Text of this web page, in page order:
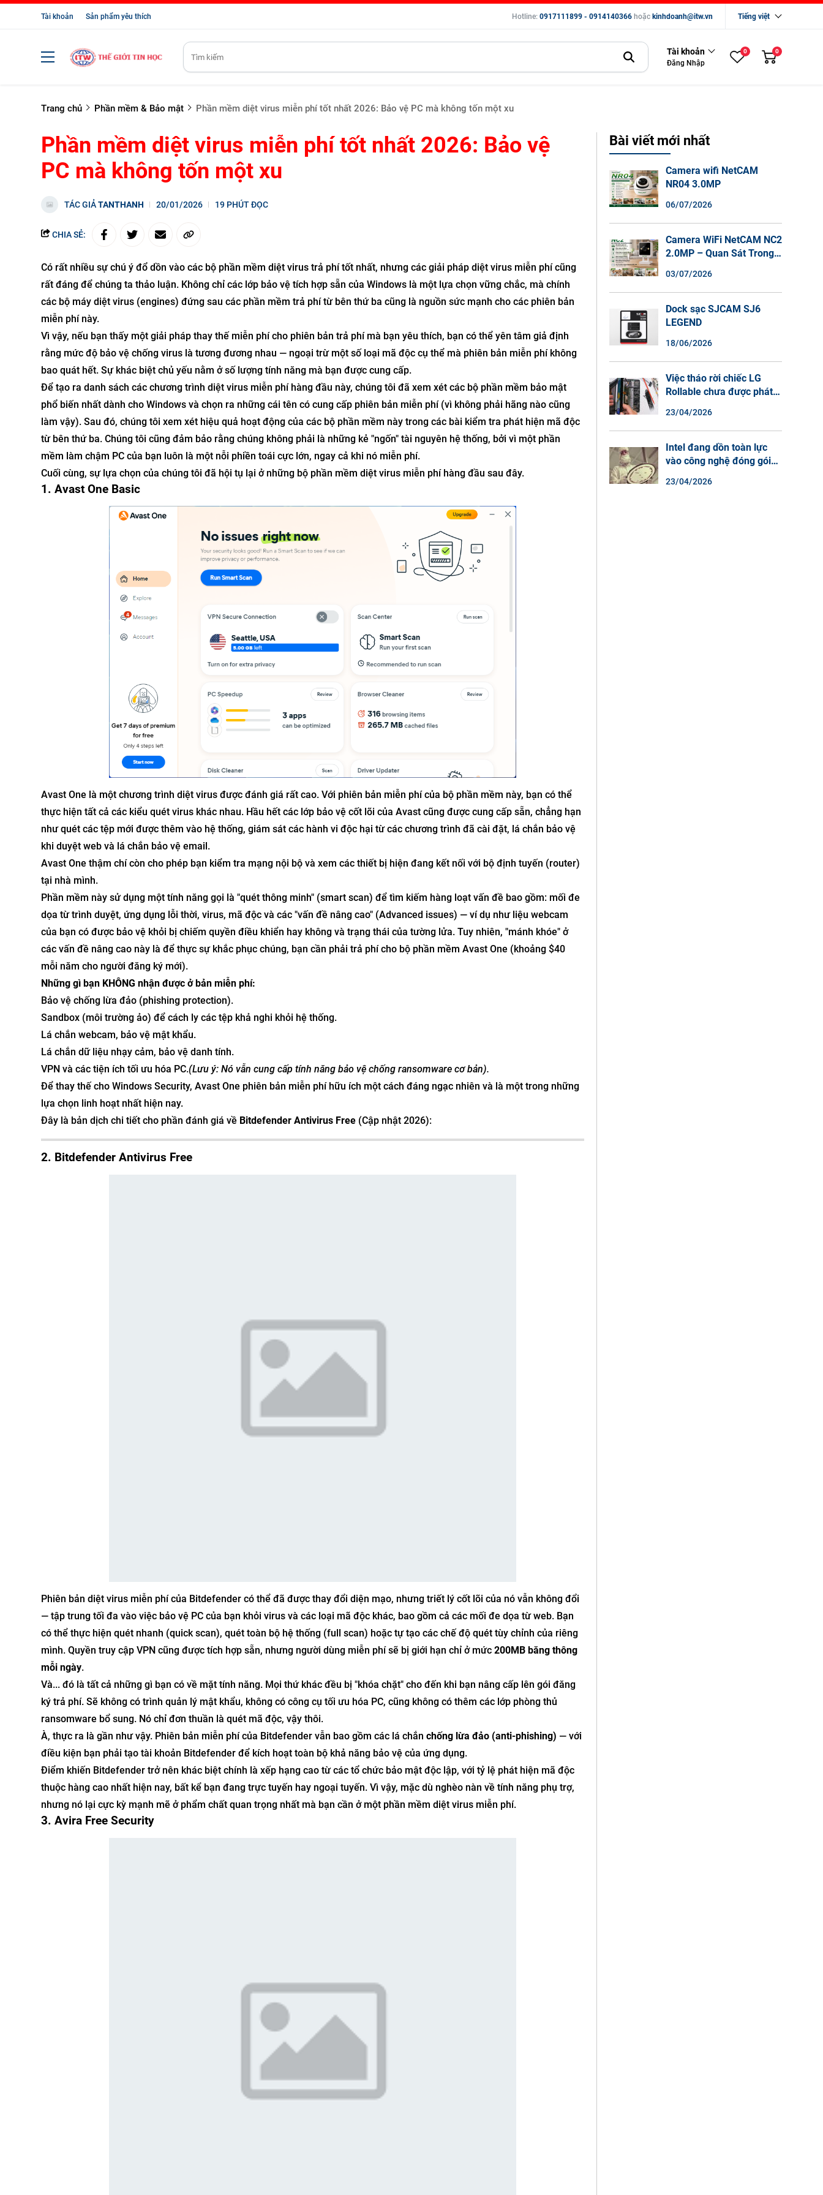
Tài khoản Sản phẩm yêu thích Hotline: 0917111899 - 0914140366 hoặc kinhdoanh@itw.vn Tiếng việt
Tài khoản
Đăng Nhập
0 0
Trang chủ Phần mềm & Bảo mật Phần mềm diệt virus miễn phí tốt nhất 2026: Bảo vệ PC mà không tốn một xu
Phần mềm diệt virus miễn phí tốt nhất 2026: Bảo vệ
PC mà không tốn một xu
TÁC GIẢTANTHANH 20/01/2026 19 PHÚT ĐỌC
CHIA SẺ:
Có rất nhiều sự chú ý đổ dồn vào các bộ phần mềm diệt virus trả phí tốt nhất, nhưng các giải pháp diệt virus miễn phí cũng
rất đáng để chúng ta thảo luận. Không chỉ các lớp bảo vệ tích hợp sẵn của Windows là một lựa chọn vững chắc, mà chính
các bộ máy diệt virus (engines) đứng sau các phần mềm trả phí từ bên thứ ba cũng là nguồn sức mạnh cho các phiên bản
miễn phí này.
Vì vậy, nếu bạn thấy một giải pháp thay thế miễn phí cho phiên bản trả phí mà bạn yêu thích, bạn có thể yên tâm giả định
rằng mức độ bảo vệ chống virus là tương đương nhau — ngoại trừ một số loại mã độc cụ thể mà phiên bản miễn phí không
bao quát hết. Sự khác biệt chủ yếu nằm ở số lượng tính năng mà bạn được cung cấp.
Để tạo ra danh sách các chương trình diệt virus miễn phí hàng đầu này, chúng tôi đã xem xét các bộ phần mềm bảo mật
phổ biến nhất dành cho Windows và chọn ra những cái tên có cung cấp phiên bản miễn phí (vì không phải hãng nào cũng
làm vậy). Sau đó, chúng tôi xem xét hiệu quả hoạt động của các bộ phần mềm này trong các bài kiểm tra phát hiện mã độc
từ bên thứ ba. Chúng tôi cũng đảm bảo rằng chúng không phải là những kẻ "ngốn" tài nguyên hệ thống, bởi vì một phần
mềm làm chậm PC của bạn luôn là một nỗi phiền toái cực lớn, ngay cả khi nó miễn phí.
Cuối cùng, sự lựa chọn của chúng tôi đã hội tụ lại ở những bộ phần mềm diệt virus miễn phí hàng đầu sau đây.
1. Avast One Basic
Avast One là một chương trình diệt virus được đánh giá rất cao. Với phiên bản miễn phí của bộ phần mềm này, bạn có thể
thực hiện tất cả các kiểu quét virus khác nhau. Hầu hết các lớp bảo vệ cốt lõi của Avast cũng được cung cấp sẵn, chẳng hạn
như quét các tệp mới được thêm vào hệ thống, giám sát các hành vi độc hại từ các chương trình đã cài đặt, lá chắn bảo vệ
khi duyệt web và lá chắn bảo vệ email.
Avast One thậm chí còn cho phép bạn kiểm tra mạng nội bộ và xem các thiết bị hiện đang kết nối với bộ định tuyến (router)
tại nhà mình.
Phần mềm này sử dụng một tính năng gọi là "quét thông minh" (smart scan) để tìm kiếm hàng loạt vấn đề bao gồm: mối đe
dọa từ trình duyệt, ứng dụng lỗi thời, virus, mã độc và các "vấn đề nâng cao" (Advanced issues) — ví dụ như liệu webcam
của bạn có được bảo vệ khỏi bị chiếm quyền điều khiển hay không và trạng thái của tường lửa. Tuy nhiên, "mánh khóe" ở
các vấn đề nâng cao này là để thực sự khắc phục chúng, bạn cần phải trả phí cho bộ phần mềm Avast One (khoảng $40
mỗi năm cho người đăng ký mới).
Những gì bạn KHÔNG nhận được ở bản miễn phí:
Bảo vệ chống lừa đảo (phishing protection).
Sandbox (môi trường ảo) để cách ly các tệp khả nghi khỏi hệ thống.
Lá chắn webcam, bảo vệ mật khẩu.
Lá chắn dữ liệu nhạy cảm, bảo vệ danh tính.
VPN và các tiện ích tối ưu hóa PC.(Lưu ý: Nó vẫn cung cấp tính năng bảo vệ chống ransomware cơ bản).
Để thay thế cho Windows Security, Avast One phiên bản miễn phí hữu ích một cách đáng ngạc nhiên và là một trong những
lựa chọn linh hoạt nhất hiện nay.
Đây là bản dịch chi tiết cho phần đánh giá về Bitdefender Antivirus Free (Cập nhật 2026):
2. Bitdefender Antivirus Free
Phiên bản diệt virus miễn phí của Bitdefender có thể đã được thay đổi diện mạo, nhưng triết lý cốt lõi của nó vẫn không đổi
— tập trung tối đa vào việc bảo vệ PC của bạn khỏi virus và các loại mã độc khác, bao gồm cả các mối đe dọa từ web. Bạn
có thể thực hiện quét nhanh (quick scan), quét toàn bộ hệ thống (full scan) hoặc tự tạo các chế độ quét tùy chỉnh của riêng
mình. Quyền truy cập VPN cũng được tích hợp sẵn, nhưng người dùng miễn phí sẽ bị giới hạn chỉ ở mức 200MB băng thông
mỗi ngày.
Và... đó là tất cả những gì bạn có về mặt tính năng. Mọi thứ khác đều bị "khóa chặt" cho đến khi bạn nâng cấp lên gói đăng
ký trả phí. Sẽ không có trình quản lý mật khẩu, không có công cụ tối ưu hóa PC, cũng không có thêm các lớp phòng thủ
ransomware bổ sung. Nó chỉ đơn thuần là quét mã độc, vậy thôi.
À, thực ra là gần như vậy. Phiên bản miễn phí của Bitdefender vẫn bao gồm các lá chắn chống lừa đảo (anti-phishing) — với
điều kiện bạn phải tạo tài khoản Bitdefender để kích hoạt toàn bộ khả năng bảo vệ của ứng dụng.
Điểm khiến Bitdefender trở nên khác biệt chính là xếp hạng cao từ các tổ chức bảo mật độc lập, với tỷ lệ phát hiện mã độc
thuộc hàng cao nhất hiện nay, bất kể bạn đang trực tuyến hay ngoại tuyến. Vì vậy, mặc dù nghèo nàn về tính năng phụ trợ,
nhưng nó lại cực kỳ mạnh mẽ ở phẩm chất quan trọng nhất mà bạn cần ở một phần mềm diệt virus miễn phí.
3. Avira Free Security
Bài viết mới nhất
Camera wifi NetCAM
NR04 3.0MP
06/07/2026
Camera WiFi NetCAM NC2
2.0MP – Quan Sát Trong
Màu Ban Đêm, Đàm Thoại
2 Chiều
03/07/2026
Dock sạc SJCAM SJ6
LEGEND
18/06/2026
Việc tháo rời chiếc LG
Rollable chưa được phát
sao điện thoại màn hình
cuộn không phải là một xu
hướng.
23/04/2026
Intel đang dồn toàn lực
vào công nghệ đóng gói
23/04/2026